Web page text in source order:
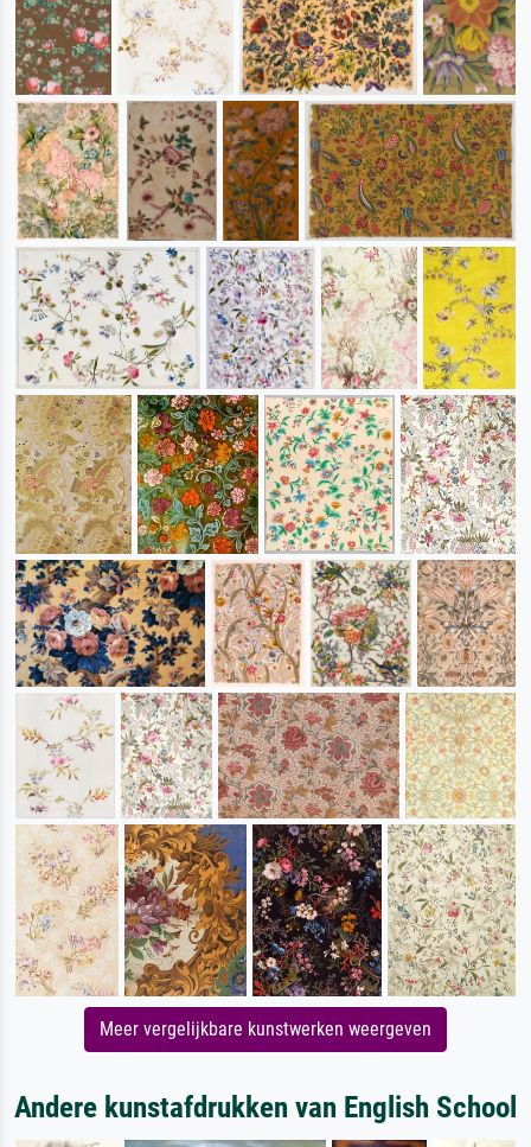
Meer vergelijkbare kunstwerken weergeven
Andere kunstafdrukken van English School